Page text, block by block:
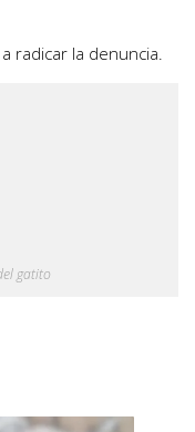
radicar la denuncia.
gatito